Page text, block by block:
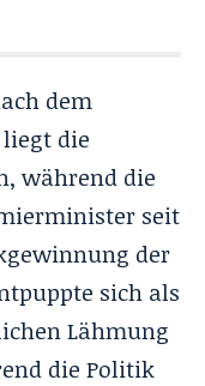
dem
die
während die
seit
der
sich als
Lähmung
die Politik